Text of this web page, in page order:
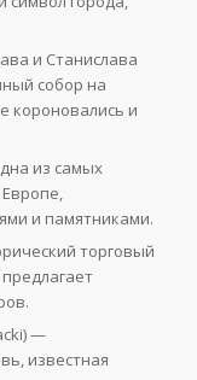
и Станислава
собор на
короновались и
из самых
и памятниками.
торговый
—
известная